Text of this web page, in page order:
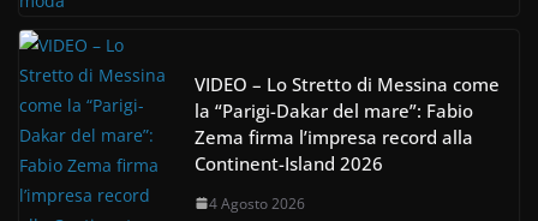
VIDEO – Lo Stretto di Messina come
la “Parigi-Dakar del mare”: Fabio
Zema firma l’impresa record alla
Continent-Island 2026
4 Agosto 2026